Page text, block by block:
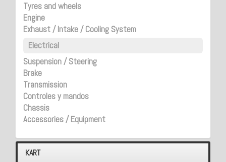
Tyres and wheels
Engine
Exhaust / Intake / Cooling System
Electrical
Suspension / Steering
Brake
Transmission
Controles y mandos
Chassis
Accessories / Equipment
KART